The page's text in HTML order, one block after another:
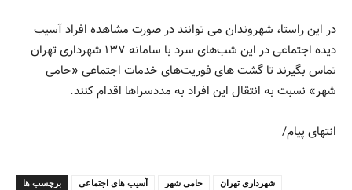
در این راستا، شهروندان می توانند در صورت مشاهده افراد آسیب
دیده اجتماعی در این شب‌های سرد با سامانه ۱۳۷ شهرداری تهران
تماس بگیرند تا ‌گشت های فوریت‌های خدمات اجتماعی «حامی
شهر» نسبت به انتقال این افراد به مددسراها اقدام کنند.
انتهای پیام/
برچسب ها آسیب های اجتماعی حامی شهر
شهرداری تهران